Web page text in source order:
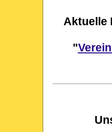
Aktuelle
"